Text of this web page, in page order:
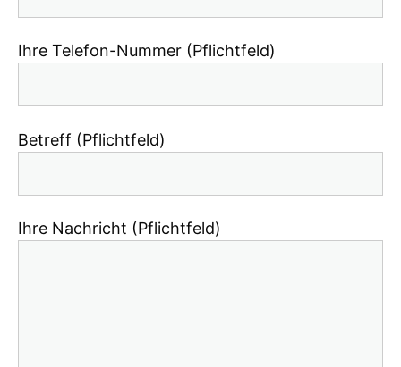
Ihre Telefon-Nummer (Pflichtfeld)
Betreff (Pflichtfeld)
Ihre Nachricht (Pflichtfeld)